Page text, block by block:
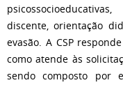
discente, orientação
evasão. A CSP
como atende às
sendo composto por